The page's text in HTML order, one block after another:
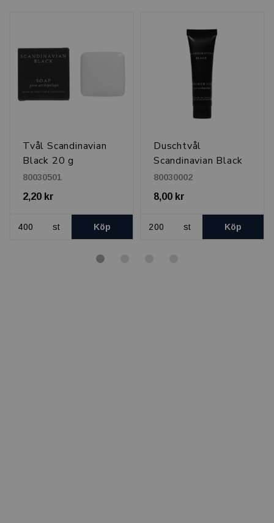
Tvål Scandinavian
Black 20 g
80030501
2,20 kr
st Köp
Duschtvål
Scandinavian Black
30 ml
80030002
8,00 kr
st Köp